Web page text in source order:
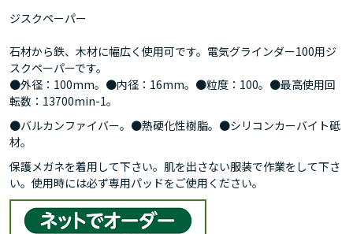
ジスクペーパー
石材から鉄、木材に幅広く使用可です。電気グラインダー100用ジ
スクペーパーです。
●外径：100mm。●内径：16mm。●粒度：100。●最高使用回
転数：13700min-1。
●バルカンファイバー。●熱硬化性樹脂。●シリコンカーバイト砥
材。
保護メガネを着用して下さい。肌を出さない服装で作業をして下さ
い。使用時には必ず専用パッドをご使用ください。